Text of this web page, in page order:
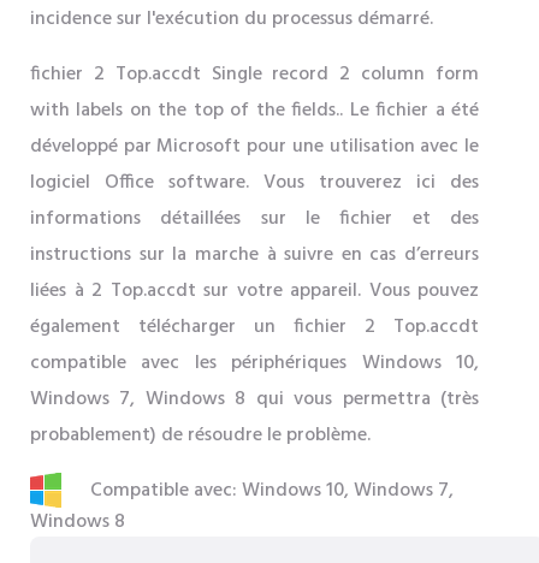
incidence sur l'exécution du processus démarré.
fichier 2 Top.accdt Single record 2 column form
with labels on the top of the fields.. Le fichier a été
développé par Microsoft pour une utilisation avec le
logiciel Office software. Vous trouverez ici des
informations détaillées sur le fichier et des
instructions sur la marche à suivre en cas d’erreurs
liées à 2 Top.accdt sur votre appareil. Vous pouvez
également télécharger un fichier 2 Top.accdt
compatible avec les périphériques Windows 10,
Windows 7, Windows 8 qui vous permettra (très
probablement) de résoudre le problème.
Compatible avec: Windows 10, Windows 7,
Windows 8